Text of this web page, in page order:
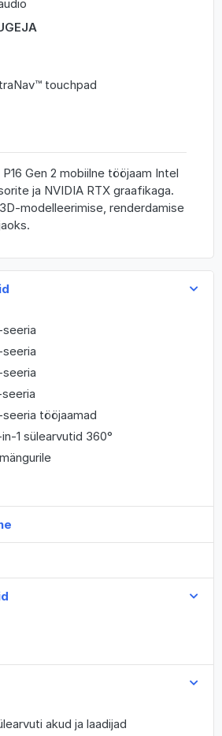
tööjaamad
1 sülearvutid 360°
akud ja laadijad
touchpad
Gen 2 mobiilne tööjaam Intel
ja NVIDIA RTX graafikaga.
modelleerimise, renderdamise